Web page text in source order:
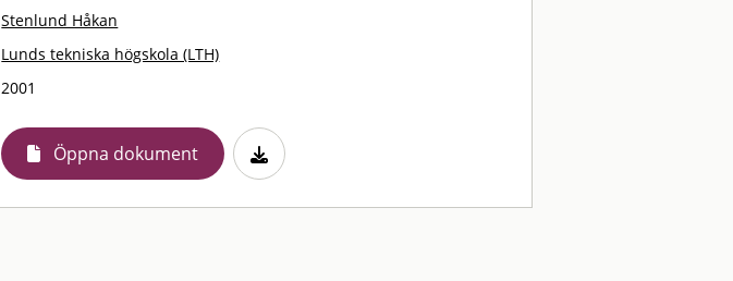
Stenlund Håkan
Lunds tekniska högskola (LTH)
2001
Öppna dokument